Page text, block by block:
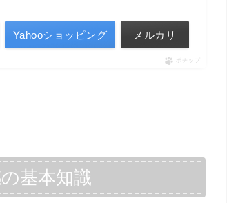
Yahooショッピング メルカリ
ポチップ
基本知識